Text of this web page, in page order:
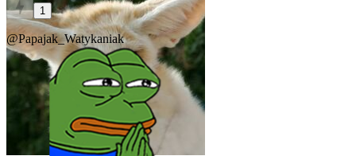
1
@Papajak_Watykaniak